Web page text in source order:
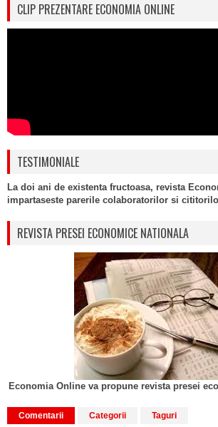
CLIP PREZENTARE ECONOMIA ONLINE
TESTIMONIALE
La doi ani de existenta fructoasa, revista
impartaseste parerile colaboratorilor si
REVISTA PRESEI ECONOMICE NATIONALA
Economia Online va propune revista presei
Comentarii Categorii Taguri